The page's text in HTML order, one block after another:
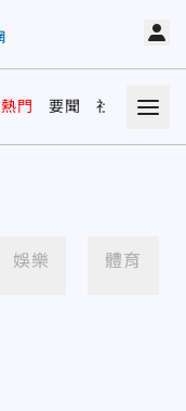
熱門 要聞 社會 娛樂
娛樂 體育